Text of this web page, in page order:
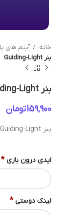
خانه آیتم های
بنر Guiding-Light
بنر Guiding-Light
تومان
بنر Guiding-Light
ایدی درون بازی *
لینک دوستی *